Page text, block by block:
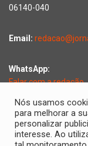
06140-040
Email:
WhatsApp:
Falar com a redação
Copyright © 2026
Nós usamos
para melhorar a
personalizar
interesse. Ao